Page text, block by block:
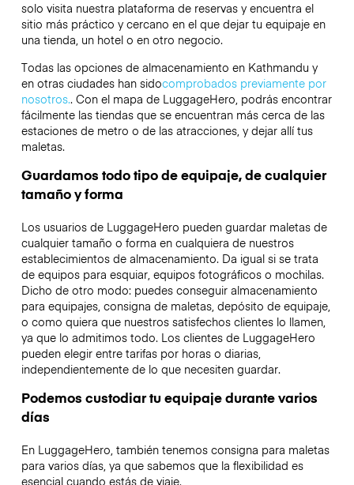
solo visita nuestra plataforma de reservas y encuentra el
sitio más práctico y cercano en el que dejar tu equipaje en
una tienda, un hotel o en otro negocio.
Todas las opciones de almacenamiento en Kathmandu y
en otras ciudades han sidocomprobados previamente por
nosotros.. Con el mapa de LuggageHero, podrás encontrar
fácilmente las tiendas que se encuentran más cerca de las
estaciones de metro o de las atracciones, y dejar allí tus
maletas.
Guardamos todo tipo de equipaje, de cualquier
tamaño y forma
Los usuarios de LuggageHero pueden guardar maletas de
cualquier tamaño o forma en cualquiera de nuestros
establecimientos de almacenamiento. Da igual si se trata
de equipos para esquiar, equipos fotográficos o mochilas.
Dicho de otro modo: puedes conseguir almacenamiento
para equipajes, consigna de maletas, depósito de equipaje,
o como quiera que nuestros satisfechos clientes lo llamen,
ya que lo admitimos todo. Los clientes de LuggageHero
pueden elegir entre tarifas por horas o diarias,
independientemente de lo que necesiten guardar.
Podemos custodiar tu equipaje durante varios
días
En LuggageHero, también tenemos consigna para maletas
para varios días, ya que sabemos que la flexibilidad es
esencial cuando estás de viaje.